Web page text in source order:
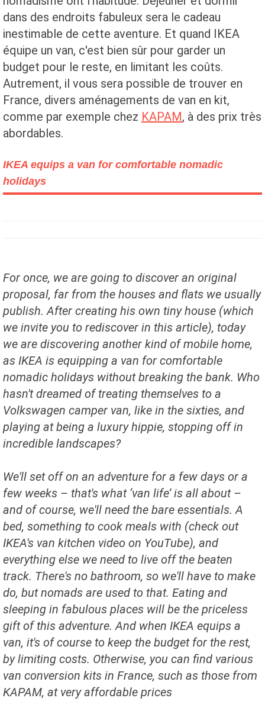
dans des endroits fabuleux sera le cadeau
inestimable de cette aventure. Et quand IKEA
équipe un van, c'est bien sûr pour garder un
budget pour le reste, en limitant les coûts.
Autrement, il vous sera possible de trouver en
France, divers aménagements de van en kit,
comme par exemple chez KAPAM, à des prix très
abordables.
IKEA equips a van for comfortable nomadic
holidays
For once, we are going to discover an original
proposal, far from the houses and flats we usually
publish. After creating his own tiny house (which
we invite you to rediscover in this article), today
we are discovering another kind of mobile home,
as IKEA is equipping a van for comfortable
nomadic holidays without breaking the bank. Who
hasn't dreamed of treating themselves to a
Volkswagen camper van, like in the sixties, and
playing at being a luxury hippie, stopping off in
incredible landscapes?
We'll set off on an adventure for a few days or a
few weeks – that's what ‘van life’ is all about –
and of course, we'll need the bare essentials. A
bed, something to cook meals with (check out
IKEA's van kitchen video on YouTube), and
everything else we need to live off the beaten
track. There's no bathroom, so we'll have to make
do, but nomads are used to that. Eating and
sleeping in fabulous places will be the priceless
gift of this adventure. And when IKEA equips a
van, it's of course to keep the budget for the rest,
by limiting costs. Otherwise, you can find various
van conversion kits in France, such as those from
KAPAM, at very affordable prices